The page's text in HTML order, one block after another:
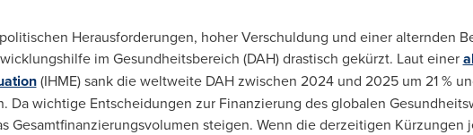
Herausforderungen, hoher Verschuldung und einer alternden
im Gesundheitsbereich (DAH) drastisch gekürzt. Laut einer
(IHME) sank die weltweite DAH zwischen 2024 und 2025 um 21 %
Da wichtige Entscheidungen zur Finanzierung des globalen
Gesamtfinanzierungsvolumen steigen. Wenn die derzeitigen Kürzungen